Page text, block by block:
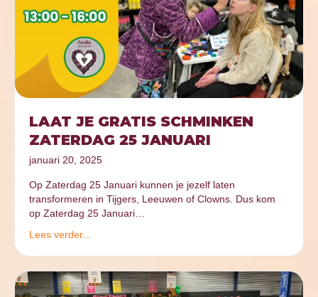
LAAT JE GRATIS SCHMINKEN
ZATERDAG 25 JANUARI
januari 20, 2025
Op Zaterdag 25 Januari kunnen je jezelf laten
transformeren in Tijgers, Leeuwen of Clowns. Dus kom
op Zaterdag 25 Januari…
Lees verder...